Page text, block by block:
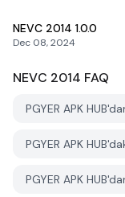
NEVC 2014 1.0.0
Dec 08, 2024
NEVC 2014 FAQ
PGYER APK
PGYER APK